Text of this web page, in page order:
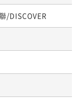
¥13,200~
2名 ¥ 12,540 ~
ジアクセス
/DISCOVER